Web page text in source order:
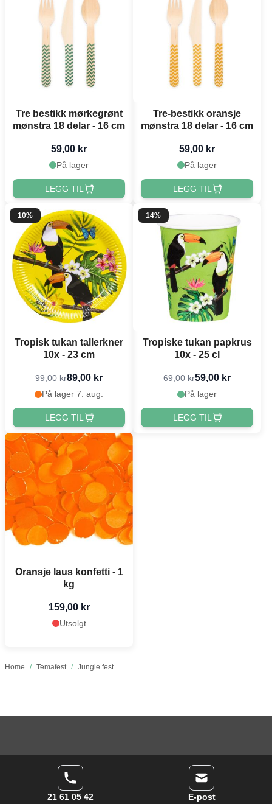
Home / Temafest / Jungle fest
Tre bestikk mørkegrønt
mønstra 18 delar - 16 cm
59,00 kr
På lager
LEGG TIL
Tre-bestikk oransje
mønstra 18 delar - 16 cm
59,00 kr
På lager
LEGG TIL
10%
Tropisk tukan tallerkner
10x - 23 cm
99,00 kr89,00 kr
På lager 7. aug.
LEGG TIL
14%
Tropiske tukan papkrus
10x - 25 cl
69,00 kr59,00 kr
På lager
LEGG TIL
Oransje laus konfetti - 1
kg
159,00 kr
Utsolgt
21 61 05 42 E-post